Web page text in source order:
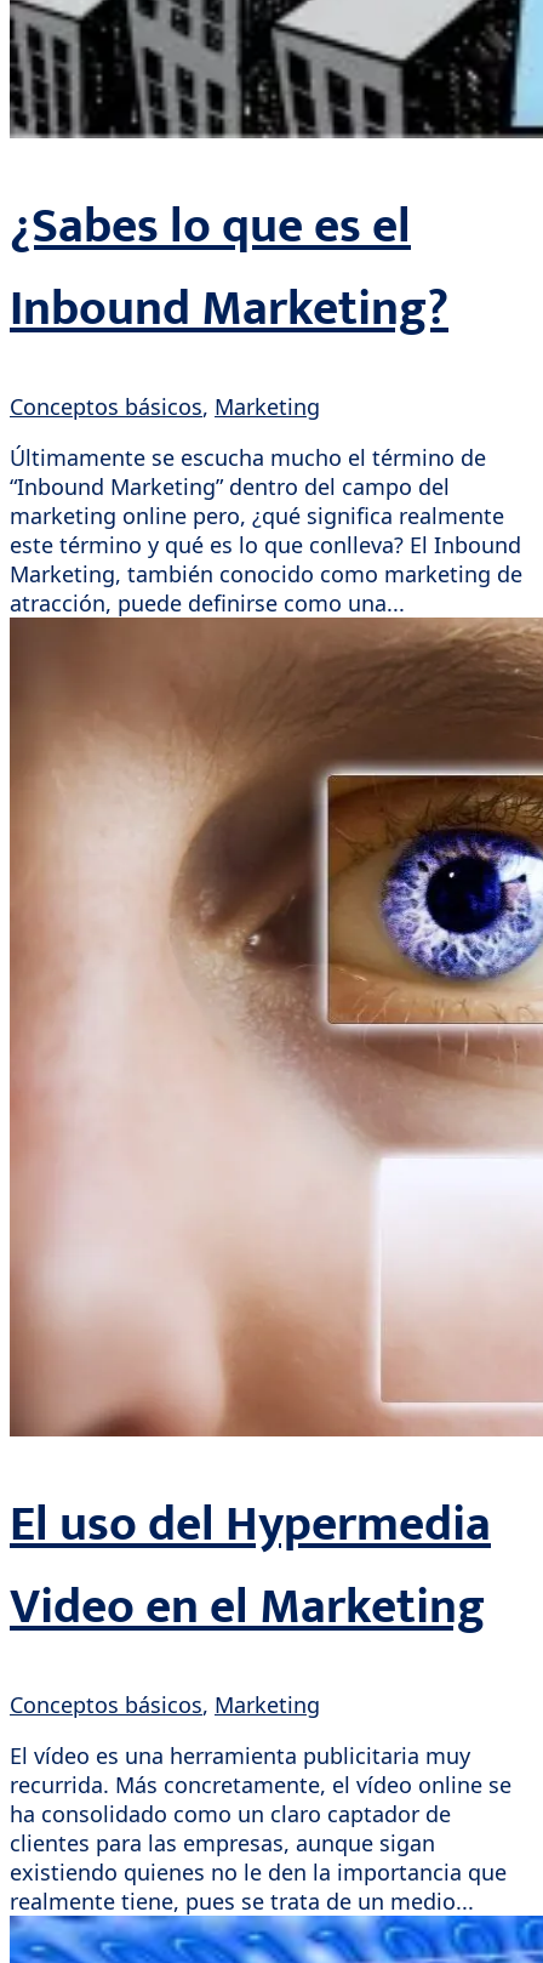
¿Sabes lo que es el
Inbound Marketing?
Conceptos básicos, Marketing
Últimamente se escucha mucho el término de
“Inbound Marketing” dentro del campo del
marketing online pero, ¿qué significa realmente
este término y qué es lo que conlleva? El Inbound
Marketing, también conocido como marketing de
atracción, puede definirse como una...
El uso del Hypermedia
Video en el Marketing
Conceptos básicos, Marketing
El vídeo es una herramienta publicitaria muy
recurrida. Más concretamente, el vídeo online se
ha consolidado como un claro captador de
clientes para las empresas, aunque sigan
existiendo quienes no le den la importancia que
realmente tiene, pues se trata de un medio...